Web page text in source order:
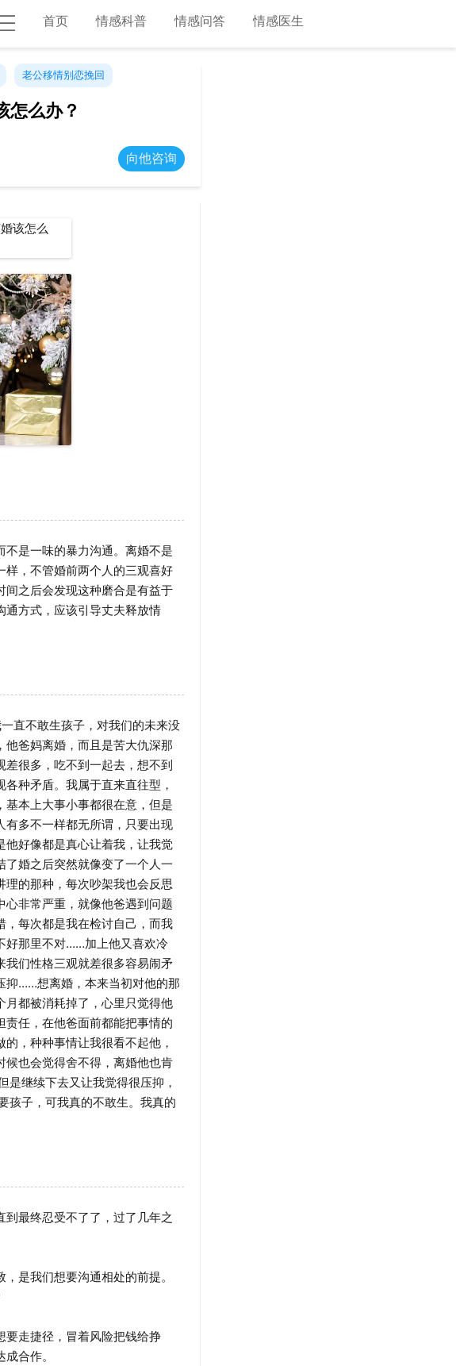
首页 情感科普 情感问答 情感医生
老公移情别恋挽回
怎么办？
向他咨询
是一味的暴力沟通。离婚不是
，不管婚前两个人的三观喜好
间之后会发现这种磨合是有益于
通方式，应该引导丈夫释放情
直不敢生孩子，对我们的未来没
爸妈离婚，而且是苦大仇深那
很多，吃不到一起去，想不到
种矛盾。我属于直来直往型，
本上大事小事都很在意，但是
有多不一样都无所谓，只要出现
他好像都是真心让着我，让我觉
婚之后突然就像变了一个人一
的那种，每次吵架我也会反思
非常严重，就像他爸遇到问题
每次都是我在检讨自己，而我
好那里不对……加上他又喜欢冷
们性格三观就差很多容易闹矛
抑……想离婚，本来当初对他的那
都被消耗掉了，心里只觉得他
任，在他爸面前都能把事情的
，种种事情让我很看不起他，
也会觉得舍不得，离婚他也肯
是继续下去又让我觉得很压抑，
孩子，可我真的不敢生。我真的
最终忍受不了了，过了几年之
是我们想要沟通相处的前提。
走捷径，冒着风险把钱给挣
合作。